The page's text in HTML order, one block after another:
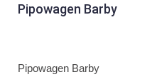
Pipowagen Barby
Pipowagen Barby